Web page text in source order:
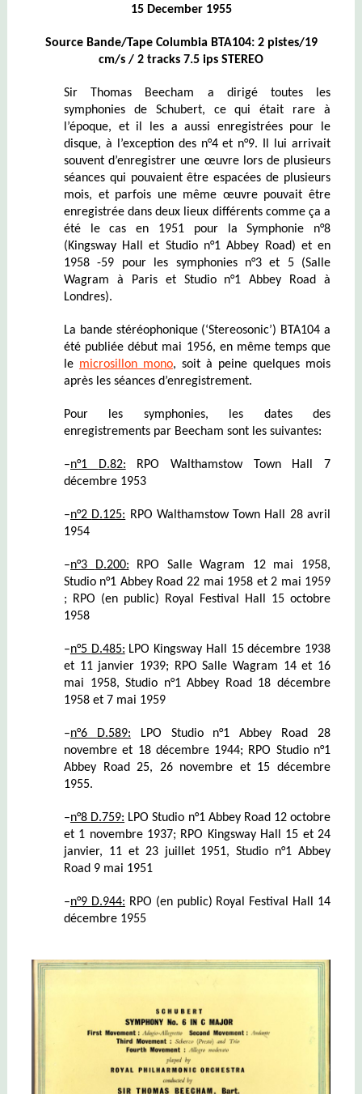
15 December 1955
Source Bande/Tape Columbia BTA104: 2 pistes/19
cm/s / 2 tracks 7.5 ips STEREO
Sir Thomas Beecham a dirigé toutes les
symphonies de Schubert, ce qui était rare à
l’époque, et il les a aussi enregistrées pour le
disque, à l’exception des n°4 et n°9. Il lui arrivait
souvent d’enregistrer une œuvre lors de plusieurs
séances qui pouvaient être espacées de plusieurs
mois, et parfois une même œuvre pouvait être
enregistrée dans deux lieux différents comme ça a
été le cas en 1951 pour la Symphonie n°8
(Kingsway Hall et Studio n°1 Abbey Road) et en
1958 -59 pour les symphonies n°3 et 5 (Salle
Wagram à Paris et Studio n°1 Abbey Road à
Londres).
La bande stéréophonique (‘Stereosonic’) BTA104 a
été publiée début mai 1956, en même temps que
le microsillon mono, soit à peine quelques mois
après les séances d’enregistrement.
Pour les symphonies, les dates des
enregistrements par Beecham sont les suivantes:
–n°1 D.82: RPO Walthamstow Town Hall 7
décembre 1953
–n°2 D.125: RPO Walthamstow Town Hall 28 avril
1954
–n°3 D.200: RPO Salle Wagram 12 mai 1958,
Studio n°1 Abbey Road 22 mai 1958 et 2 mai 1959
; RPO (en public) Royal Festival Hall 15 octobre
1958
–n°5 D.485: LPO Kingsway Hall 15 décembre 1938
et 11 janvier 1939; RPO Salle Wagram 14 et 16
mai 1958, Studio n°1 Abbey Road 18 décembre
1958 et 7 mai 1959
–n°6 D.589: LPO Studio n°1 Abbey Road 28
novembre et 18 décembre 1944; RPO Studio n°1
Abbey Road 25, 26 novembre et 15 décembre
1955.
–n°8 D.759: LPO Studio n°1 Abbey Road 12 octobre
et 1 novembre 1937; RPO Kingsway Hall 15 et 24
janvier, 11 et 23 juillet 1951, Studio n°1 Abbey
Road 9 mai 1951
–n°9 D.944: RPO (en public) Royal Festival Hall 14
décembre 1955